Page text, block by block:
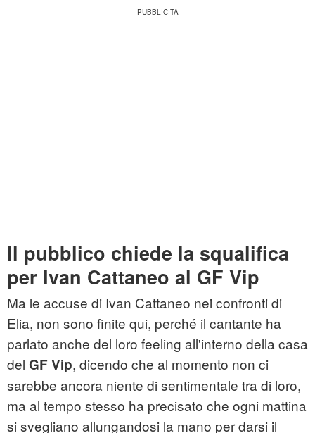
Il pubblico chiede la squalifica
per Ivan Cattaneo al GF Vip
Ma le accuse di Ivan Cattaneo nei confronti di
Elia, non sono finite qui, perché il cantante ha
parlato anche del loro feeling all'interno della casa
del GF Vip, dicendo che al momento non ci
sarebbe ancora niente di sentimentale tra di loro,
ma al tempo stesso ha precisato che ogni mattina
si svegliano allungandosi la mano per darsi il